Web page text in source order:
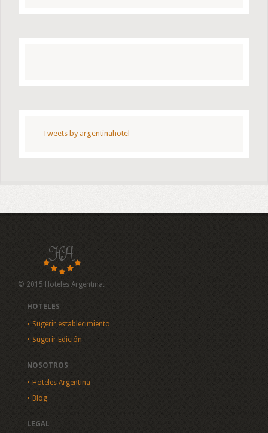
Tweets by argentinahotel_
© 2015 Hoteles Argentina.
HOTELES
Sugerir establecimiento
Sugerir Edición
NOSOTROS
Hoteles Argentina
Blog
LEGAL